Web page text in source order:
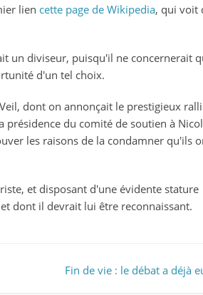
lien cette page de Wikipedia, qui voit
un diviseur, puisqu'il ne concernerait
d'un tel choix.
dont on annonçait le prestigieux
présidence du comité de soutien à
les raisons de la condamner qu'ils
et disposant d'une évidente stature
dont il devrait lui être reconnaissant.
Fin de vie : le débat a déjà